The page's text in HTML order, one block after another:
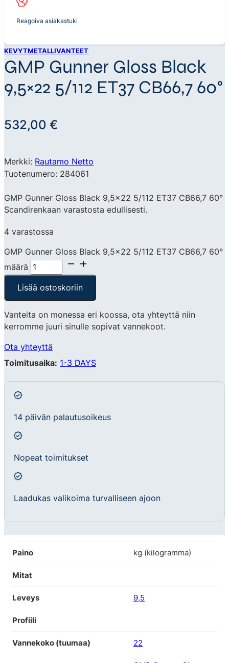
Reagoiva asiakastuki
KEVYTMETALLIVANTEET
GMP Gunner Gloss Black
9,5×22 5/112 ET37 CB66,7 60°
532,00 €
Merkki: Rautamo Netto
Tuotenumero: 284061
GMP Gunner Gloss Black 9,5×22 5/112 ET37 CB66,7 60°
Scandirenkaan varastosta edullisesti.
4 varastossa
GMP Gunner Gloss Black 9,5x22 5/112 ET37 CB66,7 60°
määrä
Lisää ostoskoriin
Vanteita on monessa eri koossa, ota yhteyttä niin
kerromme juuri sinulle sopivat vannekoot.
Ota yhteyttä
Toimitusaika: 1-3 DAYS
14 päivän palautusoikeus
Nopeat toimitukset
Laadukas valikoima turvalliseen ajoon
Paino kg (kilogramma)
Mitat
Leveys 9,5
Profiili
Vannekoko (tuumaa) 22